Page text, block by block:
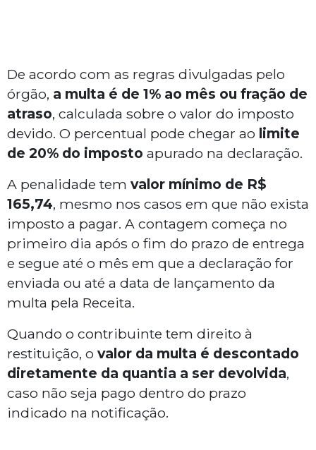
De acordo com as regras divulgadas pelo
órgão, a multa é de 1% ao mês ou fração de
atraso, calculada sobre o valor do imposto
devido. O percentual pode chegar ao limite
de 20% do imposto apurado na declaração.
A penalidade tem valor mínimo de R$
165,74, mesmo nos casos em que não exista
imposto a pagar. A contagem começa no
primeiro dia após o fim do prazo de entrega
e segue até o mês em que a declaração for
enviada ou até a data de lançamento da
multa pela Receita.
Quando o contribuinte tem direito à
restituição, o valor da multa é descontado
diretamente da quantia a ser devolvida,
caso não seja pago dentro do prazo
indicado na notificação.